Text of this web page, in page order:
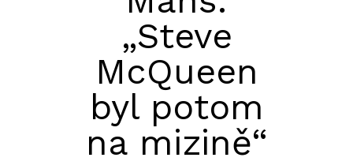
„Steve
McQueen
byl potom
na mizině“